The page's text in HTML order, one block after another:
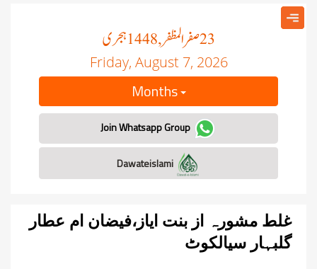
23صفر المظفر, 1448 ہجری
Friday, August 7, 2026
Months
Join Whatsapp Group
غلط مشورہ از بنت ایاز،فیضان ام عطار
گلبہار سیالکوٹ